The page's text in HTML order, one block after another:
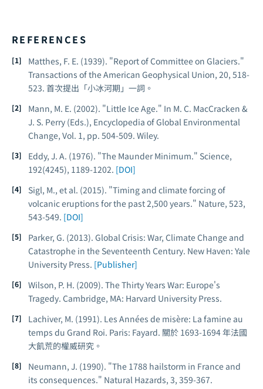
REFERENCES
Matthes, F. E. (1939). "Report of Committee on Glaciers."
Transactions of the American Geophysical Union, 20, 518-
523. 首次提出「小冰河期」一詞。
Mann, M. E. (2002). "Little Ice Age." In M. C. MacCracken &
J. S. Perry (Eds.), Encyclopedia of Global Environmental
Change, Vol. 1, pp. 504-509. Wiley.
Eddy, J. A. (1976). "The Maunder Minimum." Science,
192(4245), 1189-1202. [DOI]
Sigl, M., et al. (2015). "Timing and climate forcing of
volcanic eruptions for the past 2,500 years." Nature, 523,
543-549. [DOI]
Parker, G. (2013). Global Crisis: War, Climate Change and
Catastrophe in the Seventeenth Century. New Haven: Yale
University Press. [Publisher]
Wilson, P. H. (2009). The Thirty Years War: Europe's
Tragedy. Cambridge, MA: Harvard University Press.
Lachiver, M. (1991). Les Années de misère: La famine au
temps du Grand Roi. Paris: Fayard. 關於 1693-1694 年法國
大飢荒的權威研究。
Neumann, J. (1990). "The 1788 hailstorm in France and
its consequences." Natural Hazards, 3, 359-367.